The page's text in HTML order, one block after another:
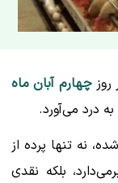
روزچهارم آبان ماه
درد می‌آورد.
نه تنها پرده از
بلکه نقدی